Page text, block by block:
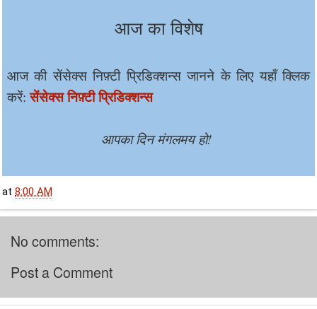
आज का विशेष
आज की सेंसेक्स निफ़्टी प्रिडिक्शन्स जानने के लिए यहाँ क्लिक
करें:सेंसेक्स निफ़्टी प्रिडिक्शन्स
आपका दिन मंगलमय हो!
at 8:00 AM
No comments:
Post a Comment